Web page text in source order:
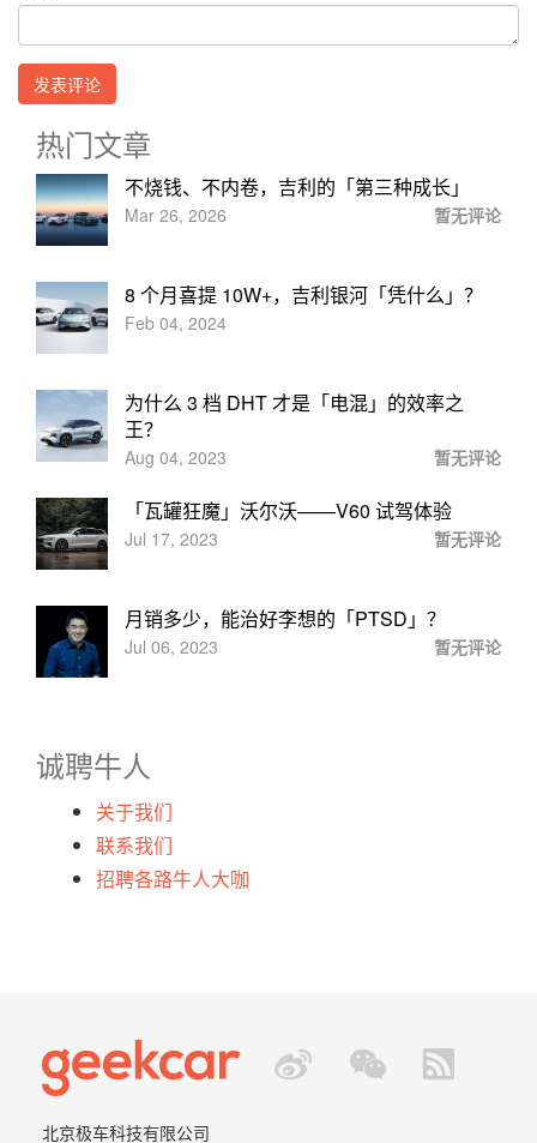
热门文章
不烧钱、不内卷，吉利的「第三种成长」
Mar 26, 2026 暂无评论
8 个月喜提 10W+，吉利银河「凭什么」？
Feb 04, 2024
为什么 3 档 DHT 才是「电混」的效率之
王？
Aug 04, 2023 暂无评论
「瓦罐狂魔」沃尔沃——V60 试驾体验
Jul 17, 2023 暂无评论
月销多少，能治好李想的「PTSD」？
Jul 06, 2023 暂无评论
诚聘牛人
关于我们
联系我们
招聘各路牛人大咖
北京极车科技有限公司